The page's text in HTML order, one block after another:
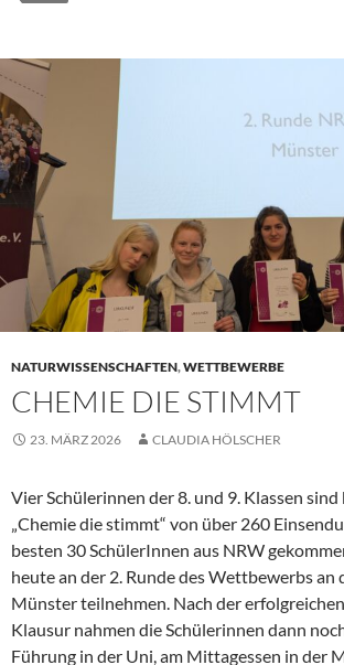
NATURWISSENSCHAFTEN,WETTBEWERBE
CHEMIE DIE STIMMT
23. MÄRZ 2026 CLAUDIA HÖLSCHER
Vier Schülerinnen der 8. und 9. Klassen
„Chemie die stimmt“ von über 260
besten 30 SchülerInnen aus NRW
heute an der 2. Runde des Wettbewerbs
Münster teilnehmen. Nach der
Klausur nahmen die Schülerinnen dann
Führung in der Uni, am Mittagessen in der